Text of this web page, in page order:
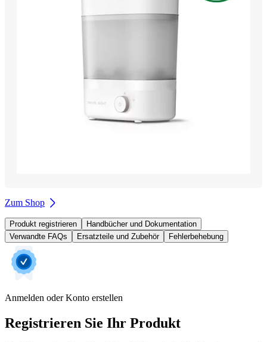
Zum Shop
Produkt registrieren
Handbücher und Dokumentation
Verwandte FAQs
Ersatzteile und Zubehör Fehlerbehebung
Anmelden oder Konto erstellen
Registrieren Sie Ihr Produkt